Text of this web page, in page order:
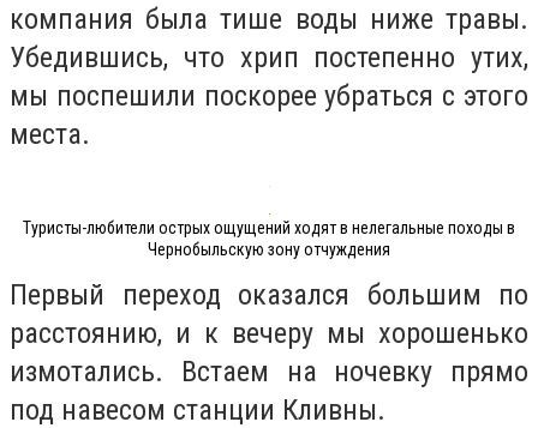
компания была тише воды ниже травы.
Убедившись, что хрип постепенно утих,
мы поспешили поскорее убраться с этого
места.
Туристы-любители острых ощущений ходят в нелегальные походы в
Чернобыльскую зону отчуждения
Первый переход оказался большим по
расстоянию, и к вечеру мы хорошенько
измотались. Встаем на ночевку прямо
под навесом станции Кливны.